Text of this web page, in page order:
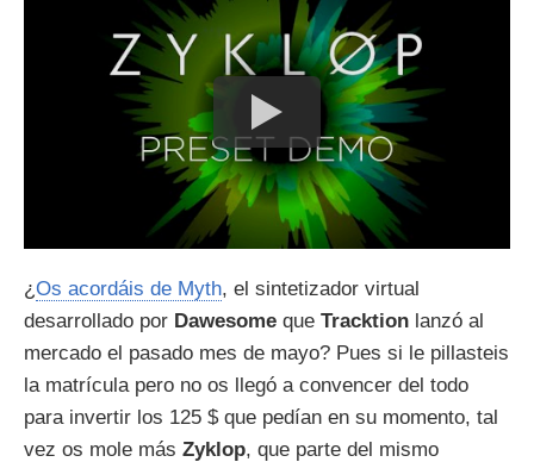
¿Os acordáis de Myth, el sintetizador virtual
desarrollado por Dawesome que Tracktion lanzó al
mercado el pasado mes de mayo? Pues si le pillasteis
la matrícula pero no os llegó a convencer del todo
para invertir los 125 $ que pedían en su momento, tal
vez os mole más Zyklop, que parte del mismo